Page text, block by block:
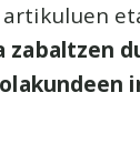
zabaltzen